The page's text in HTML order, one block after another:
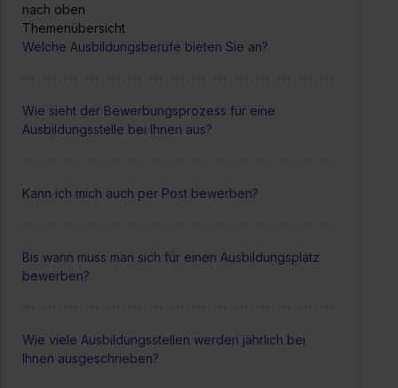
nach oben
Themenübersicht
Welche Ausbildungsberufe bieten Sie an?
Wie sieht der Bewerbungsprozess für eine
Ausbildungsstelle bei Ihnen aus?
Kann ich mich auch per Post bewerben?
Bis wann muss man sich für einen Ausbildungsplatz
bewerben?
Wie viele Ausbildungsstellen werden jährlich bei
Ihnen ausgeschrieben?